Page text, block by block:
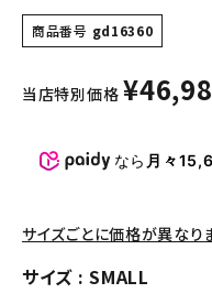
その他バッグ類
スニーカー・ブーツ
COLLABORATION
SEASON
商品番号 gd16360
当店特別価格 ¥
なら 月々
サイズごとに価格が異なり
サイズ SMALL